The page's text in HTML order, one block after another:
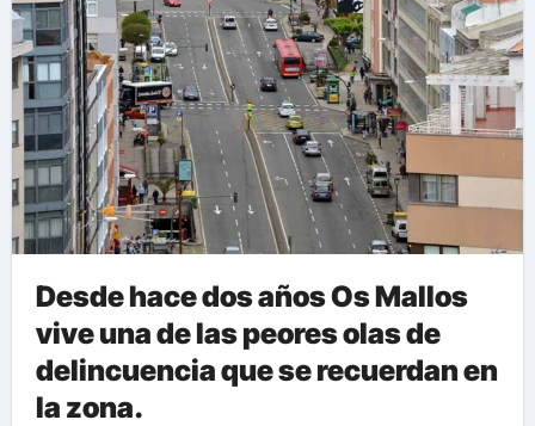
Desde hace dos años Os Mallos
vive una de las peores olas de
delincuencia que se recuerdan en
la zona.